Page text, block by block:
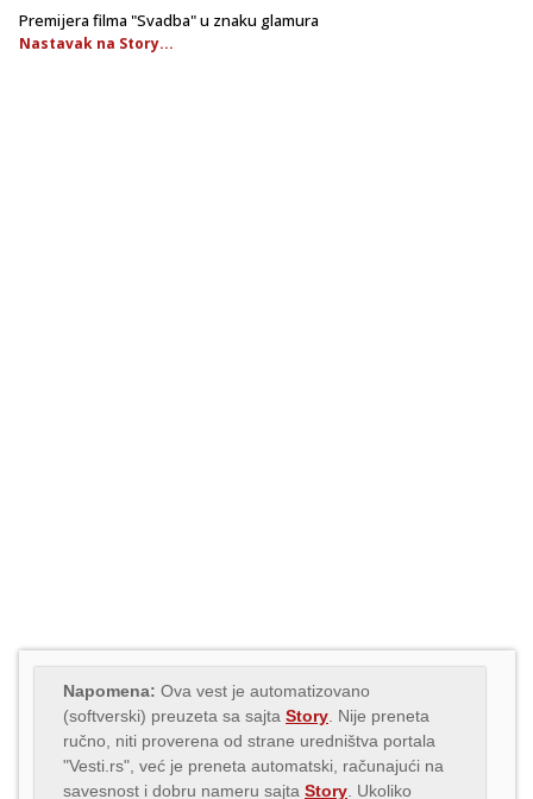
Premijera filma "Svadba" u znaku glamura
Nastavak na Story...
Napomena: Ova vest je automatizovano
(softverski) preuzeta sa sajta Story . Nije preneta
ručno, niti proverena od strane uredništva portala
"Vesti.rs", već je preneta automatski, računajući na
savesnost i dobru nameru sajta Story . Ukoliko